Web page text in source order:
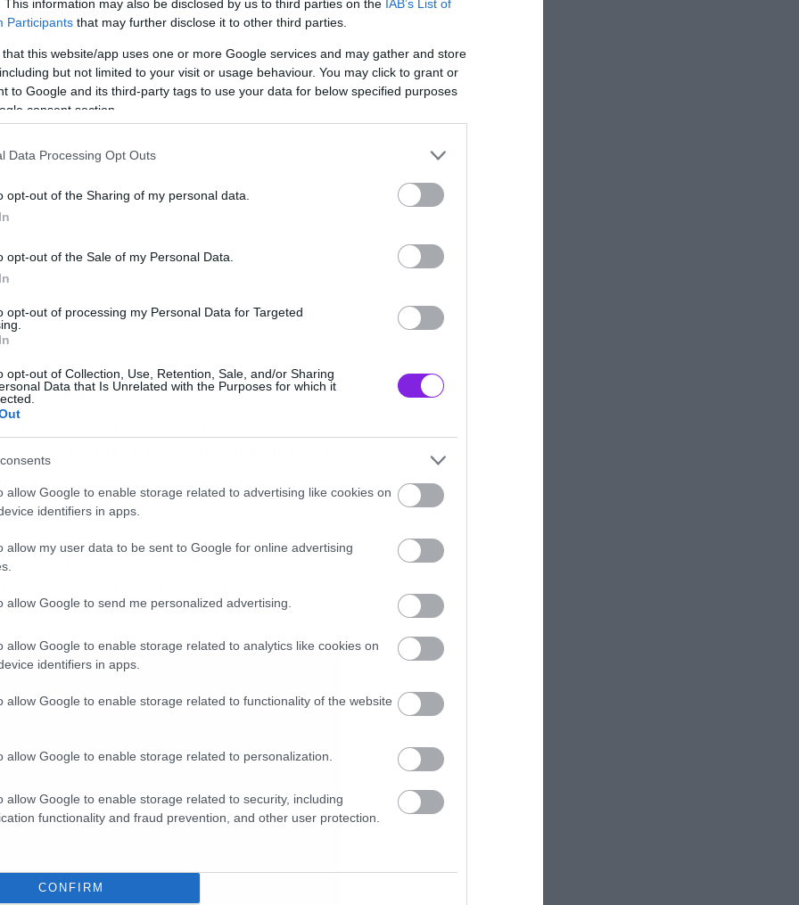
This information may also be disclosed by us to third parties on the IAB’s List of
Participants that may further disclose it to other third parties.
that this website/app uses one or more Google services and may gather and store
but not limited to your visit or usage behaviour. You may click to grant or
to Google and its third-party tags to use your data for below specified purposes
consent section.
Data Processing Opt Outs
opt-out of the Sharing of my personal data.
opt-out of the Sale of my Personal Data.
opt-out of processing my Personal Data for Targeted
opt-out of Collection, Use, Retention, Sale, and/or Sharing
Data that Is Unrelated with the Purposes for which it
allow Google to enable storage related to advertising like cookies on
identifiers in apps.
allow my user data to be sent to Google for online advertising
allow Google to send me personalized advertising.
allow Google to enable storage related to analytics like cookies on
identifiers in apps.
allow Google to enable storage related to functionality of the website
allow Google to enable storage related to personalization.
allow Google to enable storage related to security, including
functionality and fraud prevention, and other user protection.
CONFIRM
χρόνια συνεργάστηκαν με τον Jeff
Erlandsson για έξι χρόνια και τέλος
με τον Waltteri Väyrynen.
το 2009, ως session είχαν παίξει στις
Peter Damin. Συνήθως μία είδηση που
με το πότε θα τους δούμε στη χώρα
τουλάχιστον δεν υπάρχει τέτοιος
Holmes και Greg Macintosh
του συγκροτήματος με το